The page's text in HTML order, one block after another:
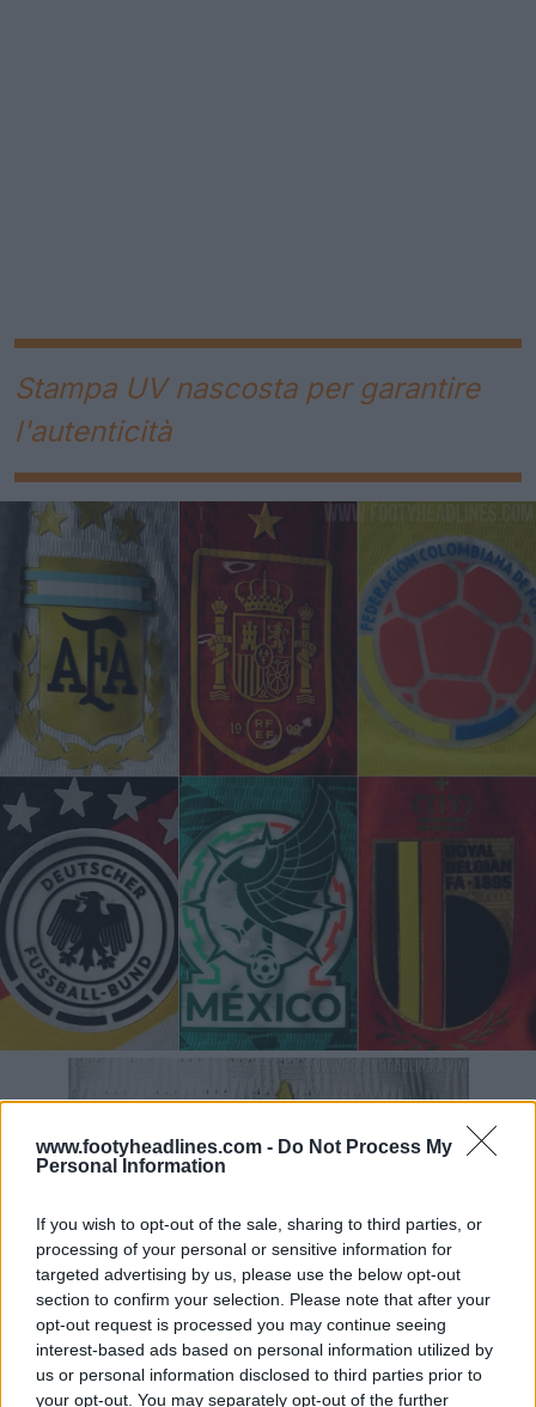
www.footyheadlines.com - Do Not Process My
Personal Information
If you wish to opt-out of the sale, sharing to third parties, or
processing of your personal or sensitive information for
targeted advertising by us, please use the below opt-out
section to confirm your selection. Please note that after your
opt-out request is processed you may continue seeing
interest-based ads based on personal information utilized by
us or personal information disclosed to third parties prior to
your opt-out. You may separately opt-out of the further
Stampa UV nascosta per garantire
l'autenticità